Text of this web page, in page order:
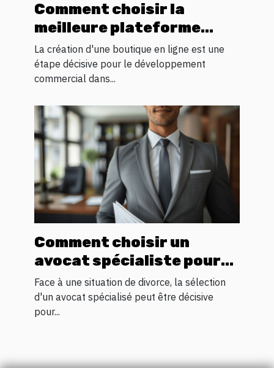
Comment choisir la
meilleure plateforme
pour votre boutique en
ligne
La création d'une boutique en ligne est une
étape décisive pour le développement
commercial dans...
Comment choisir un
avocat spécialiste pour
votre processus de
divorce
Face à une situation de divorce, la sélection
d'un avocat spécialisé peut être décisive
pour...